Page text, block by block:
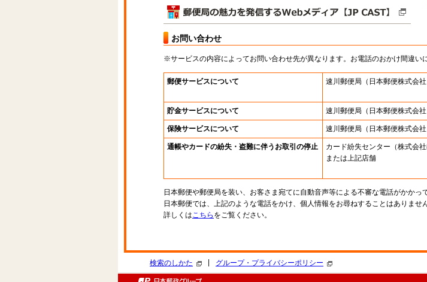
お問い合わせ
※サービスの内容によってお問い合わせ先が異なります。お電話のおかけ間違い
郵便サービスについて 速川郵便局 （日本郵便株式会社
貯金サービスについて 速川郵便局 （日本郵便株式会社
保険サービスについて 速川郵便局 （日本郵便株式会社
通帳やカードの紛失・盗難に伴うお取引の停止 カード紛失センター （株式会
または上記店舗
日本郵便や郵便局を装い、お客さま宛てに自動音声等による不審な電話がかかっ
日本郵便では、上記のような電話をかけ、個人情報をお尋ねすることはありません
詳しくはこちら をご覧ください。
検索のしかた グループ・プライバシーポリシー